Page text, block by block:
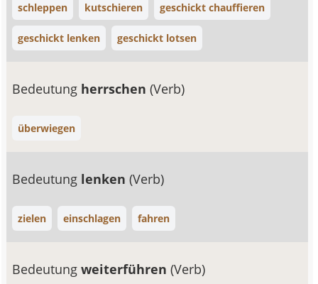
schleppen kutschieren geschickt chauffieren
geschickt lenken geschickt lotsen
Bedeutung herrschen(Verb)
überwiegen
Bedeutung lenken(Verb)
zielen einschlagen fahren
Bedeutungweiterführen(Verb)